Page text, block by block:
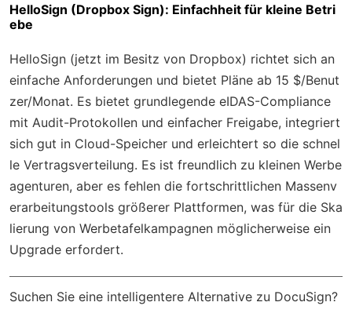
HelloSign (Dropbox Sign): Einfachheit für kleine Betri
ebe
HelloSign (jetzt im Besitz von Dropbox) richtet sich an
einfache Anforderungen und bietet Pläne ab 15 $/Benut
zer/Monat. Es bietet grundlegende eIDAS-Compliance
mit Audit-Protokollen und einfacher Freigabe, integriert
sich gut in Cloud-Speicher und erleichtert so die schnel
le Vertragsverteilung. Es ist freundlich zu kleinen Werbe
agenturen, aber es fehlen die fortschrittlichen Massenv
erarbeitungstools größerer Plattformen, was für die Ska
lierung von Werbetafelkampagnen möglicherweise ein
Upgrade erfordert.
Suchen Sie eine intelligentere Alternative zu DocuSign?